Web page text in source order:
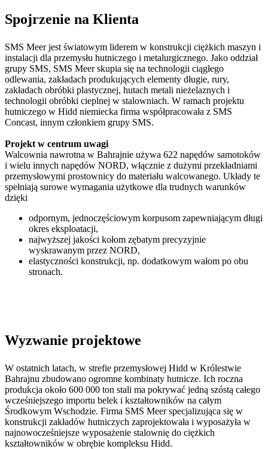
Spojrzenie na Klienta
SMS Meer jest światowym liderem w konstrukcji ciężkich maszyn i
instalacji dla przemysłu hutniczego i metalurgicznego. Jako oddział
grupy SMS, SMS Meer skupia się na technologii ciągłego
odlewania, zakładach produkujących elementy długie, rury,
zakładach obróbki plastycznej, hutach metali nieżelaznych i
technologii obróbki cieplnej w stalowniach. W ramach projektu
hutniczego w Hidd niemiecka firma współpracowała z SMS
Concast, innym członkiem grupy SMS.
Projekt w centrum uwagi
Walcownia nawrotna w Bahrajnie używa 622 napędów samotoków
i wielu innych napędów NORD, włącznie z dużymi przekładniami
przemysłowymi prostownicy do materiału walcowanego. Układy te
spełniają surowe wymagania użytkowe dla trudnych warunków
dzięki
odpornym, jednoczęściowym korpusom zapewniającym długi
okres eksploatacji,
najwyższej jakości kołom zębatym precyzyjnie
wyskrawanym przez NORD,
elastyczności konstrukcji, np. dodatkowym wałom po obu
stronach.
Wyzwanie projektowe
W ostatnich latach, w strefie przemysłowej Hidd w Królestwie
Bahrajnu zbudowano ogromne kombinaty hutnicze. Ich roczna
produkcja około 600 000 ton stali ma pokrywać jedną szóstą całego
wcześniejszego importu belek i kształtowników na całym
Środkowym Wschodzie. Firma SMS Meer specjalizująca się w
konstrukcji zakładów hutniczych zaprojektowała i wyposażyła w
najnowocześniejsze wyposażenie stalownię do ciężkich
kształtowników w obrębie kompleksu Hidd.